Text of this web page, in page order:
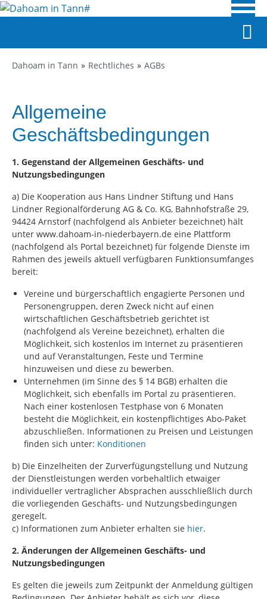
Dahoam in Tann Rechtliches AGBs
Allgemeine
Geschäftsbedingungen
1. Gegenstand der Allgemeinen Geschäfts- und
Nutzungsbedingungen
a) Die Kooperation aus Hans Lindner Stiftung und Hans
Lindner Regionalförderung AG & Co. KG, Bahnhofstraße 29,
94424 Arnstorf (nachfolgend als Anbieter bezeichnet) hält
unter www.dahoam-in-niederbayern.de eine Plattform
(nachfolgend als Portal bezeichnet) für folgende Dienste im
Rahmen des jeweils aktuell verfügbaren Funktionsumfanges
bereit:
Vereine und bürgerschaftlich engagierte Personen und
Personengruppen, deren Zweck nicht auf einen
wirtschaftlichen Geschäftsbetrieb gerichtet ist
(nachfolgend als Vereine bezeichnet), erhalten die
Möglichkeit, sich kostenlos im Internet zu präsentieren
und auf Veranstaltungen, Feste und Termine
hinzuweisen und diese zu bewerben.
Unternehmen (im Sinne des § 14 BGB) erhalten die
Möglichkeit, sich ebenfalls im Portal zu präsentieren.
Nach einer kostenlosen Testphase von 6 Monaten
besteht die Möglichkeit, ein kostenpflichtiges Abo-Paket
abzuschließen. Informationen zu Preisen und Leistungen
finden sich unter: Konditionen
b) Die Einzelheiten der Zurverfügungstellung und Nutzung
der Dienstleistungen werden vorbehaltlich etwaiger
individueller vertraglicher Absprachen ausschließlich durch
die vorliegenden Geschäfts- und Nutzungsbedingungen
geregelt.
c) Informationen zum Anbieter erhalten sie hier.
2. Änderungen der Allgemeinen Geschäfts- und
Nutzungsbedingungen
Es gelten die jeweils zum Zeitpunkt der Anmeldung gültigen